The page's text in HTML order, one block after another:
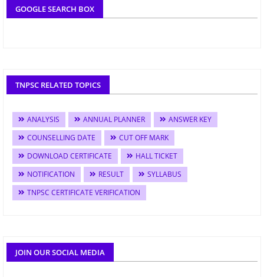
GOOGLE SEARCH BOX
TNPSC RELATED TOPICS
ANALYSIS ANNUAL PLANNER
ANSWER KEY
COUNSELLING DATE
CUT OFF MARK
DOWNLOAD CERTIFICATE
HALL TICKET
NOTIFICATION
RESULT
SYLLABUS
TNPSC CERTIFICATE VERIFICATION
JOIN OUR SOCIAL MEDIA